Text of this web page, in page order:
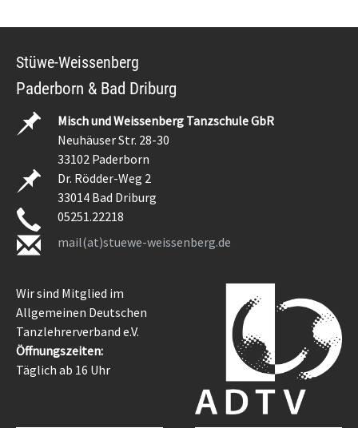
Stüwe-Weissenberg
Paderborn & Bad Driburg
Misch und Weissenberg Tanzschule GbR
Neuhäuser Str. 28-30
33102 Paderborn
Dr. Rödder-Weg 2
33014 Bad Driburg
05251.22218
mail(at)stuewe-weissenberg.de
Wir sind Mitglied im
Allgemeinen Deutschen
Tanzlehrerverband e.V.
Öffnungszeiten:
Täglich ab 16 Uhr